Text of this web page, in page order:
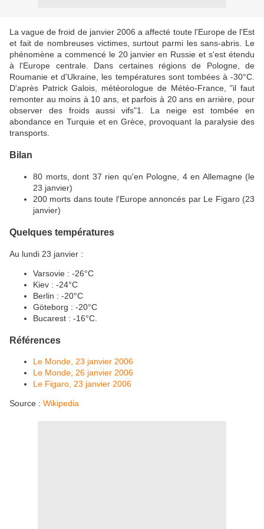
La vague de froid de janvier 2006 a affecté toute l'Europe de l'Est
et fait de nombreuses victimes, surtout parmi les sans-abris. Le
phénomène a commencé le 20 janvier en Russie et s'est étendu
à l'Europe centrale. Dans certaines régions de Pologne, de
Roumanie et d'Ukraine, les températures sont tombées à -30°C.
D'après Patrick Galois, météorologue de Météo-France, "il faut
remonter au moins à 10 ans, et parfois à 20 ans en arrière, pour
observer des froids aussi vifs"1. La neige est tombée en
abondance en Turquie et en Grèce, provoquant la paralysie des
transports.
Bilan
80 morts, dont 37 rien qu'en Pologne, 4 en Allemagne (le
23 janvier)
200 morts dans toute l'Europe annoncés par Le Figaro (23
janvier)
Quelques températures
Au lundi 23 janvier :
Varsovie : -26°C
Kiev : -24°C
Berlin : -20°C
Göteborg : -20°C
Bucarest : -16°C.
Références
Le Monde, 23 janvier 2006
Le Monde, 26 janvier 2006
Le Figaro, 23 janvier 2006
Source : Wikipedia